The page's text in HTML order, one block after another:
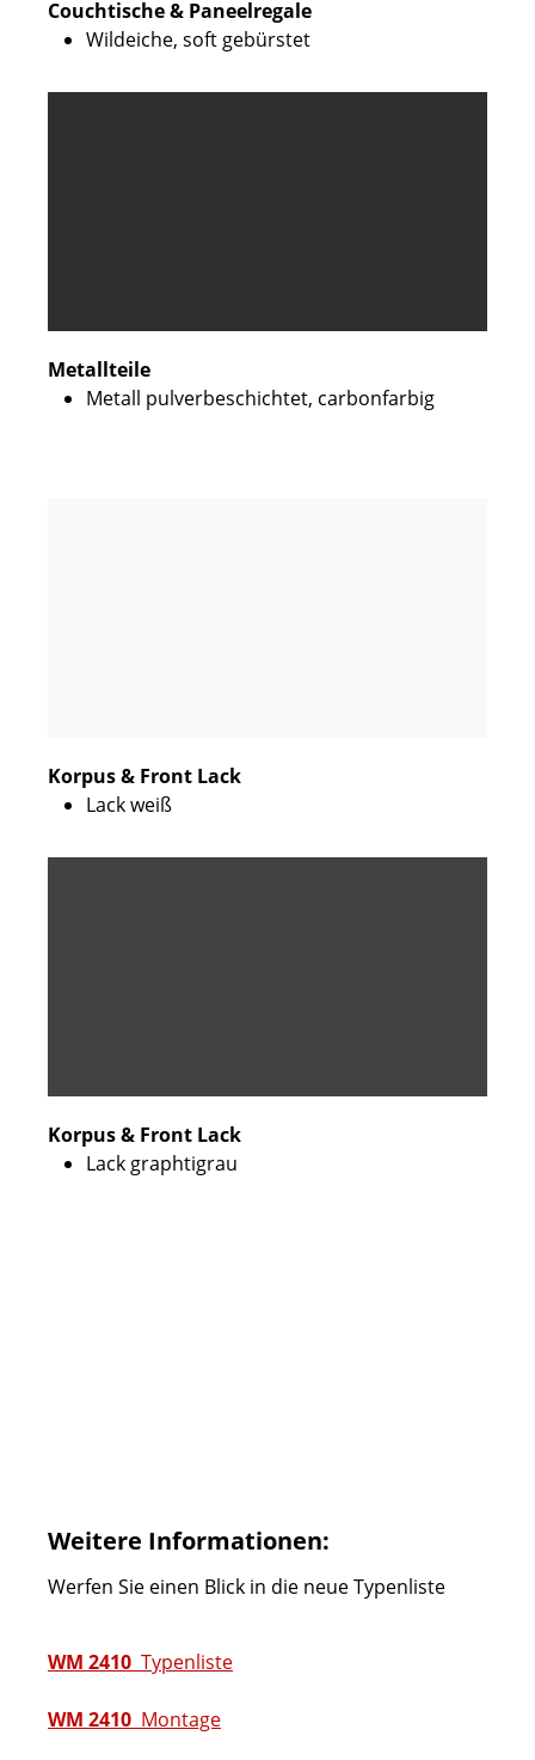
Couchtische & Paneelregale
Wildeiche, soft gebürstet
Metallteile
Metall pulverbeschichtet, carbonfarbig
Korpus & Front Lack
Lack weiß
Korpus & Front Lack
Lack graphtigrau
Weitere Informationen:
Werfen Sie einen Blick in die neue Typenliste
WM 2410 Typenliste
WM 2410 Montage